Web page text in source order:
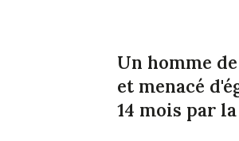
Un homme
et menacé
14 mois par